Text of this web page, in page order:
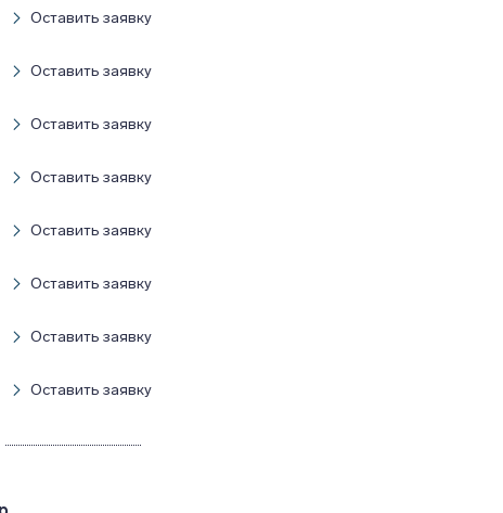
Оставить заявку
Оставить заявку
Оставить заявку
Оставить заявку
Оставить заявку
Оставить заявку
Оставить заявку
Оставить заявку